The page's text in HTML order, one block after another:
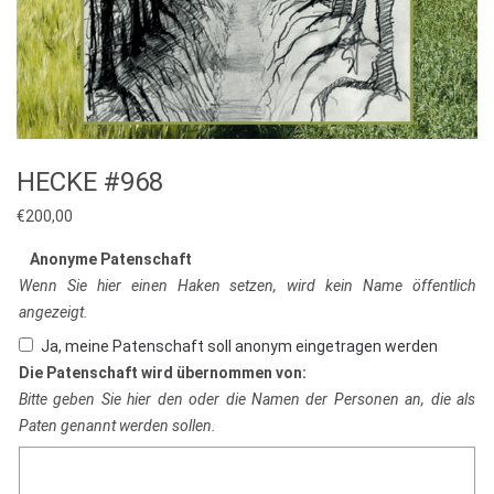
HECKE #968
€200,00
Anonyme Patenschaft
Wenn Sie hier einen Haken setzen, wird kein Name öffentlich
angezeigt.
Ja, meine Patenschaft soll anonym eingetragen werden
Die Patenschaft wird übernommen von:
Bitte geben Sie hier den oder die Namen der Personen an, die als
Paten genannt werden sollen.